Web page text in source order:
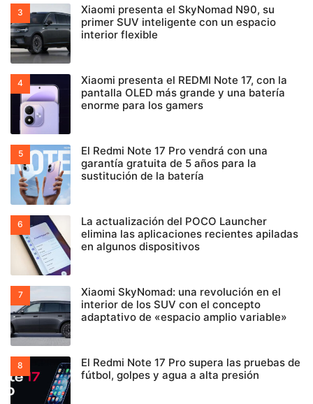
Xiaomi presenta el SkyNomad N90, su
primer SUV inteligente con un espacio
interior flexible
Xiaomi presenta el REDMI Note 17, con la
pantalla OLED más grande y una batería
enorme para los gamers
El Redmi Note 17 Pro vendrá con una
garantía gratuita de 5 años para la
sustitución de la batería
La actualización del POCO Launcher
elimina las aplicaciones recientes apiladas
en algunos dispositivos
Xiaomi SkyNomad: una revolución en el
interior de los SUV con el concepto
adaptativo de «espacio amplio variable»
El Redmi Note 17 Pro supera las pruebas de
fútbol, golpes y agua a alta presión